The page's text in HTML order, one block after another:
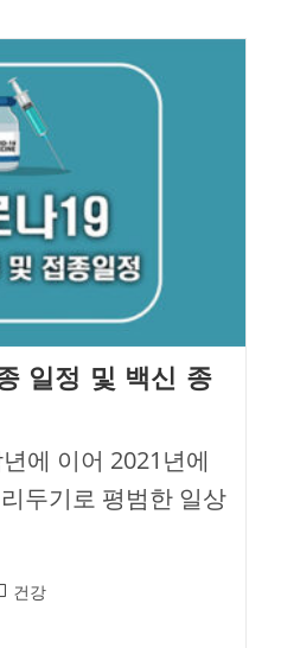
일정 및 백신 종
에 이어 2021년에
두기로 평범한 일상
건강